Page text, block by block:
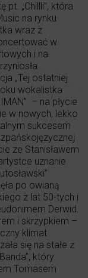
pt. „Chillli”, która
na rynku
wraz z
w
i na
„Tej ostatniej
wokalistka
– na płycie
w nowych, lekko
sukcesem
ze Stanisławem
uznanie
po owianą
z lat 50-tych i
Derwid.
i skrzypkiem –
klimat
się na stałe z
który
Tomasem